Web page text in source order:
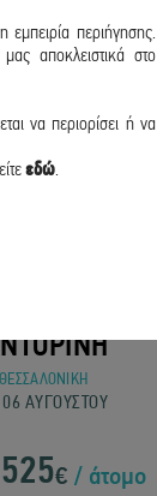
ΑΥΓΟΥΣΤΟΥ
525€ / άτομο
εμπειρία περιήγησης.
αποκλειστικά στο
να περιορίσει ή να
εδώ.